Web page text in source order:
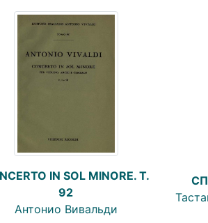
IN SOL MINORE. T.
92
Антонио Вивальди